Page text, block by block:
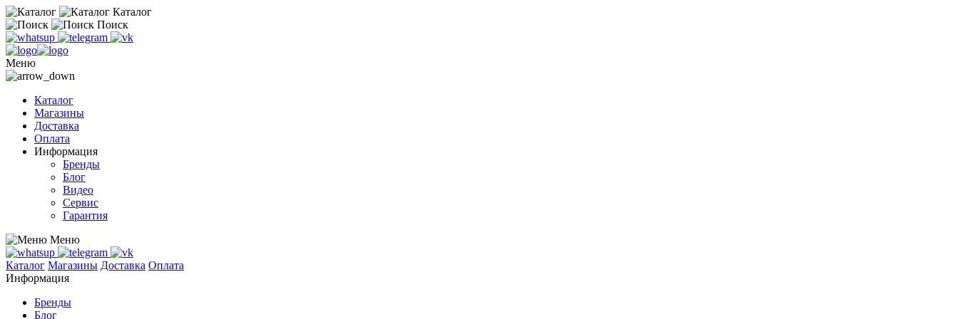
Каталог
Поиск
Меню
Каталог
Магазины
Доставка
Оплата
Информация
Бренды
Блог
Видео
Сервис
Гарантия
Меню
Каталог Магазины Доставка Оплата
Информация
Бренды
Блог